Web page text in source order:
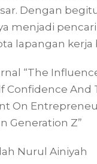
Dengan
menjadi
lapangan kerja
“The
Confidence And
On
Generation Z”
Nurul Ainiyah